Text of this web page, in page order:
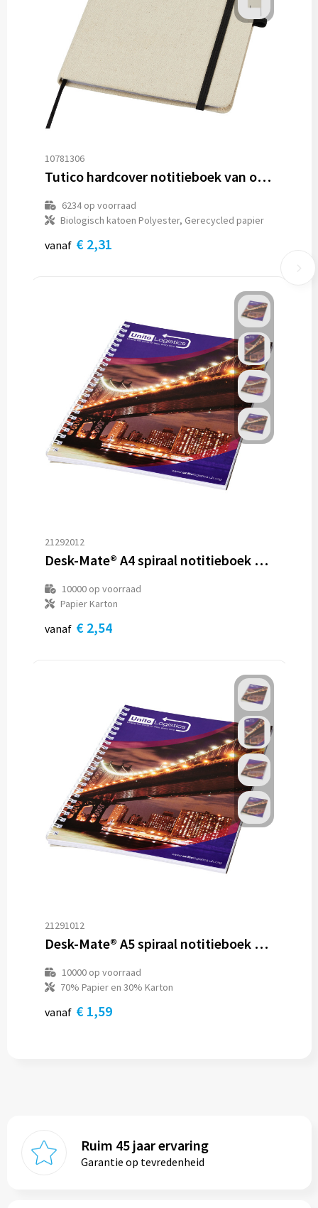
10781306
Tutico hardcover notitieboek van organisch katoen
6234op voorraad
Biologisch katoen Polyester, Gerecycled papier
vanaf € 2,31
21292012
Desk-Mate® A4 spiraal notitieboek met bedrukte achterste omslag
10000op voorraad
Papier Karton
vanaf € 2,54
21291012
Desk-Mate® A5 spiraal notitieboek en bedrukte achterste omslag
10000op voorraad
70% Papier en 30% Karton
vanaf € 1,59
Ruim 45 jaar ervaring
Garantie op tevredenheid